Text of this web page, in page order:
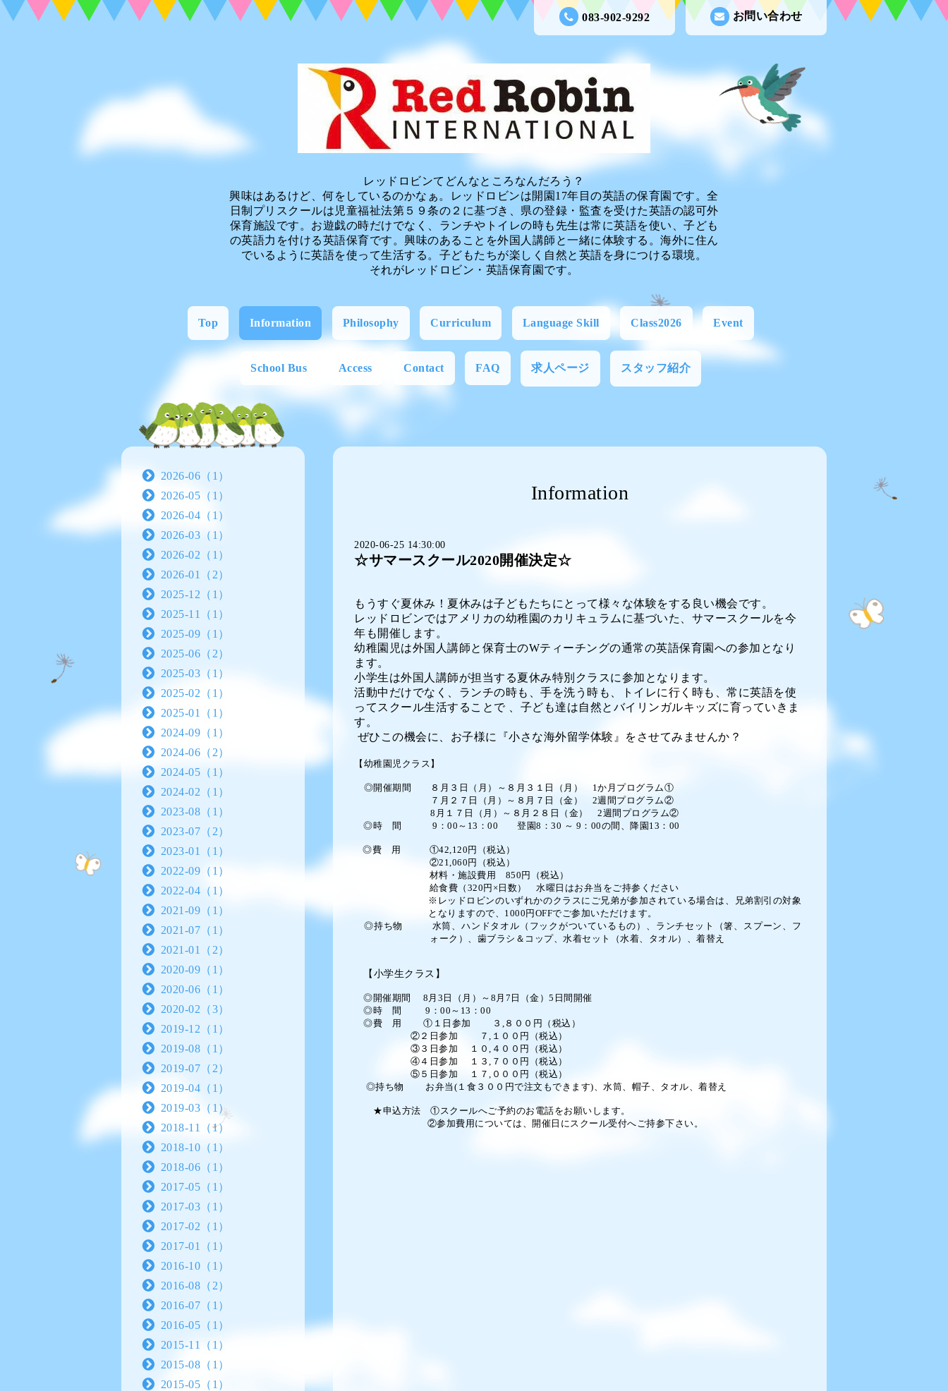
お問い合わせ
083-902-9292
レッドロビンてどんなところなんだろう？
興味はあるけど、何をしているのかなぁ。レッドロビンは開園17年目の英語の保育園です。全
日制プリスクールは児童福祉法第５９条の２に基づき、県の登録・監査を受けた英語の認可外
保育施設です。お遊戯の時だけでなく、ランチやトイレの時も先生は常に英語を使い、子ども
の英語力を付ける英語保育です。興味のあることを外国人講師と一緒に体験する。海外に住ん
でいるように英語を使って生活する。子どもたちが楽しく自然と英語を身につける環境。
それがレッドロビン・英語保育園です。
Top Information Philosophy Curriculum Language Skill Class2026 Event
School Bus Access Contact FAQ 求人ページ スタッフ紹介
Information
2020-06-25 14:30:00
☆サマースクール2020開催決定☆
もうすぐ夏休み！夏休みは子どもたちにとって様々な体験をする良い機会です。
レッドロビンではアメリカの幼稚園のカリキュラムに基づいた、サマースクールを今
年も開催します。
幼稚園児は外国人講師と保育士のWティーチングの通常の英語保育園への参加となり
ます。
小学生は外国人講師が担当する夏休み特別クラスに参加となります。
活動中だけでなく、ランチの時も、 手を洗う時も、トイレに行く時も、常に英語を使
ってスクール生活することで
子ども達は自然とバイリンガルキッズに育っていきま
す。
ぜひこの機会に、お子様に『小さな海外留学体験』をさせてみませんか？
【幼稚園児クラス】
◎開催期間 ８月３日（月）～８ 月３１日（月） 1か月プログラム①
７月２７日（月）～８月７日（金） 2週間プログラム②
8月１７日（月）～８月２８日（金） 2週間プログラム②
◎時 間 9：00～13：00
登園8：30 ～ 9：00の間、 降園13：00
◎費 用 ①42,120 円
（税込）
②21,060 円
（税込）
材料・施設費用 850 円（税込）
給食費（320円×日数） 水曜日はお弁当をご持参ください
※レッドロビンのいずれかのクラスにご兄弟が参加されている場合は、兄弟割引の対象
となりますので、1000円 OFFでご参加いただけます。
◎持ち物 水筒、ハンドタオル（フックがついているもの）、ランチセット（箸、スプーン、フ
ォーク）、歯ブラシ＆コップ、水着セット（水着、タオル）、着替え
【小学生クラス】
◎開催期間 8月3日（月）～8月7日（金）5日間開催
◎時 間
9：00～13：00
◎費 用 ①１日参加 ３,８００ 円（税込）
②２日参加 ７,１００ 円（税込）
③３日参加 １０,４００円（税込）
④４日参加 １３,７０ ０円（税込）
⑤５日参加 １７,００ ０円（税込）
◎持ち物 お弁当(１食３００円で注文もできます)、水筒、帽子、タオル、着替え
★申込方法 ①スクールへご予約のお電話をお願いします。
②参加費用については、開催日にスクール受付へご持参下さい。
2026-06（1）
2026-05（1）
2026-04（1）
2026-03（1）
2026-02（1）
2026-01（2）
2025-12（1）
2025-11（1）
2025-09（1）
2025-06（2）
2025-03（1）
2025-02（1）
2025-01（1）
2024-09（1）
2024-06（2）
2024-05（1）
2024-02（1）
2023-08（1）
2023-07（2）
2023-01（1）
2022-09（1）
2022-04（1）
2021-09（1）
2021-07（1）
2021-01（2）
2020-09（1）
2020-06（1）
2020-02（3）
2019-12（1）
2019-08（1）
2019-07（2）
2019-04（1）
2019-03（1）
2018-11（1）
2018-10（1）
2018-06（1）
2017-05（1）
2017-03（1）
2017-02（1）
2017-01（1）
2016-10（1）
2016-08（2）
2016-07（1）
2016-05（1）
2015-11（1）
2015-08（1）
2015-05（1）